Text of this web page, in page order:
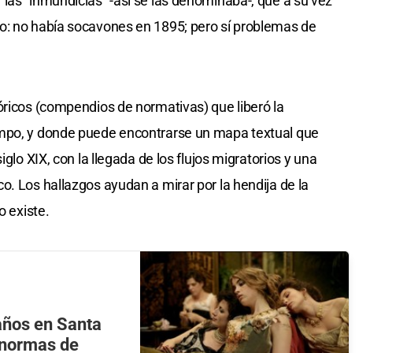
no había socavones en 1895; pero sí problemas de
(compendios de normativas) que liberó la
y donde puede encontrarse un mapa textual que
XIX, con la llegada de los flujos migratorios y una
Los hallazgos ayudan a mirar por la hendija de la
existe.
en Santa
de